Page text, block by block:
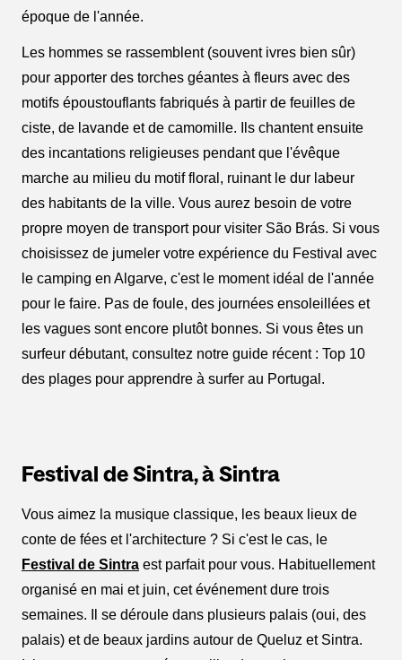
époque de l'année.
Les hommes se rassemblent (souvent ivres bien sûr)
pour apporter des torches géantes à fleurs avec des
motifs époustouflants fabriqués à partir de feuilles de
ciste, de lavande et de camomille. Ils chantent ensuite
des incantations religieuses pendant que l'évêque
marche au milieu du motif floral, ruinant le dur labeur
des habitants de la ville. Vous aurez besoin de votre
propre moyen de transport pour visiter São Brás. Si vous
choisissez de jumeler votre expérience du Festival avec
le camping en Algarve, c'est le moment idéal de l'année
pour le faire. Pas de foule, des journées ensoleillées et
les vagues sont encore plutôt bonnes. Si vous êtes un
surfeur débutant, consultez notre guide récent : Top 10
des plages pour apprendre à surfer au Portugal.
Festival de Sintra, à Sintra
Vous aimez la musique classique, les beaux lieux de
conte de fées et l'architecture ? Si c'est le cas, le
Festival de Sintra est parfait pour vous. Habituellement
organisé en mai et juin, cet événement dure trois
semaines. Il se déroule dans plusieurs palais (oui, des
palais) et de beaux jardins autour de Queluz et Sintra.